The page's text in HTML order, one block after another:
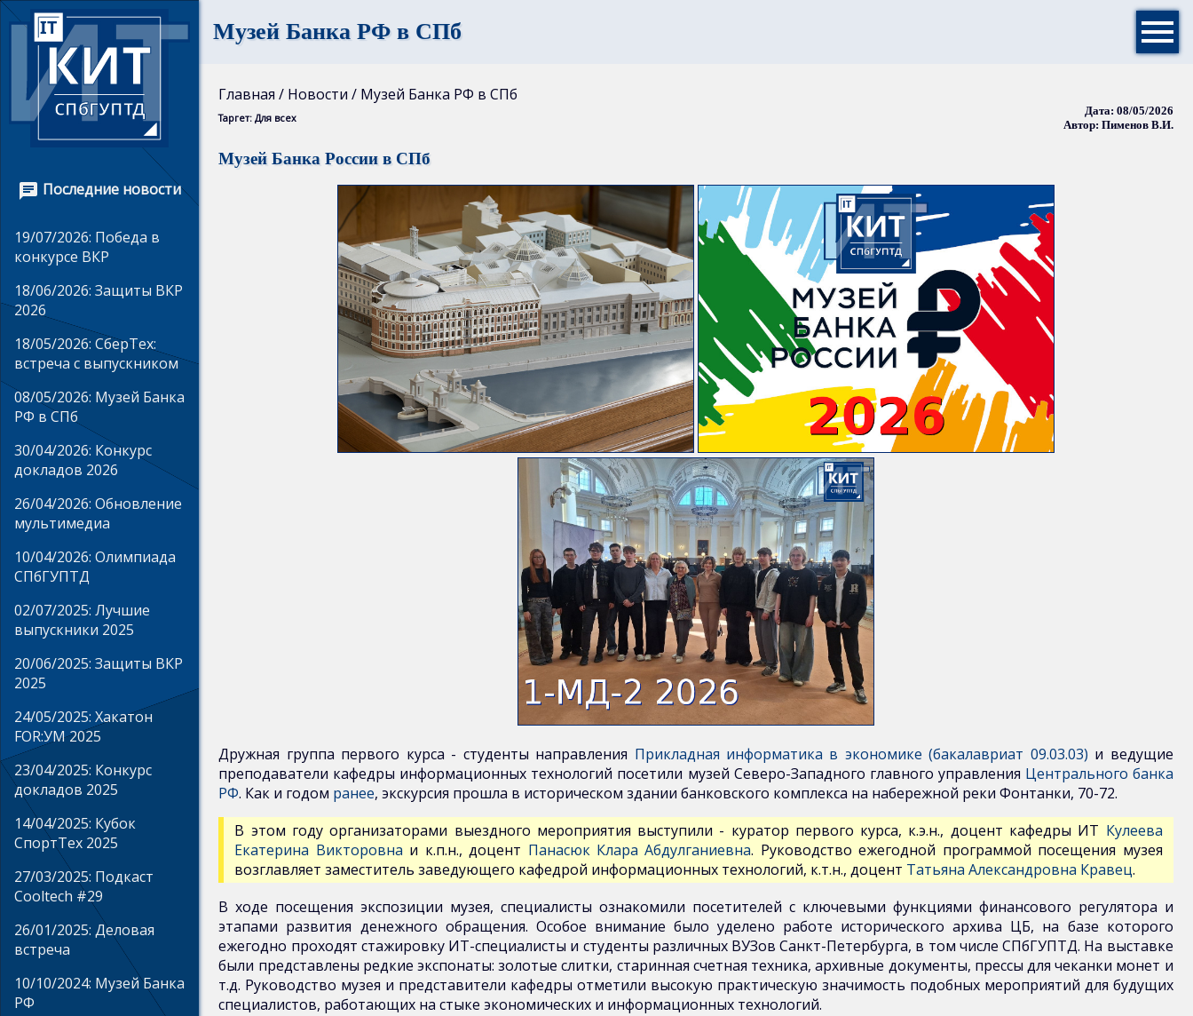

Музей Банка РФ в СПб
Главная
Новости
Контакты
История
кафедры
Учебные
классы
Преподаватели
Регламентирующие
документы
Направления
обучения
Документы
для
самостоятельной
работы
Учебно-
методические
издания
Научная
работа
Главная / Новости / Музей Банка РФ в СПб
Таргет: Для всех
Дата: 08/05/2026
Автор: Пименов В.И.
Музей Банка России в СПб
Дружная группа первого курса - cтуденты направления Прикладная информатика в экономике (бакалавриат 09.03.03) и ведущие
преподаватели кафедры информационных технологий посетили музей Северо-Западного главного управления Центрального банка
РФ. Как и годом ранее, экскурсия прошла в историческом здании банковского комплекса на набережной реки Фонтанки, 70-72.
В этом году организаторами выездного мероприятия выступили - куратор первого курса, к.э.н., доцент кафедры ИТ Кулеева
Екатерина Викторовна и к.п.н., доцент Панасюк Клара Абдулганиевна. Руководство ежегодной программой посещения музея
возглавляет заместитель заведующего кафедрой информационных технологий, к.т.н., доцент Татьяна Александровна Кравец.
В ходе посещения экспозиции музея, специалисты ознакомили посетителей с ключевыми функциями финансового регулятора и
этапами развития денежного обращения. Особое внимание было уделено работе исторического архива ЦБ, на базе которого
ежегодно проходят стажировку ИТ-специалисты и студенты различных ВУЗов Санкт-Петербурга, в том числе СПбГУПТД. На выставке
были представлены редкие экспонаты: золотые слитки, старинная счетная техника, архивные документы, прессы для чеканки монет и
т.д. Руководство музея и представители кафедры отметили высокую практическую значимость подобных мероприятий для будущих
специалистов, работающих на стыке экономических и информационных технологий.
 Последние новости
19/07/2026: Победа в
конкурсе ВКР
18/06/2026: Защиты ВКР
2026
18/05/2026: СберТех:
встреча с выпускником
08/05/2026: Музей Банка
РФ в СПб
30/04/2026: Конкурс
докладов 2026
26/04/2026: Обновление
мультимедиа
10/04/2026: Олимпиада
СПбГУПТД
02/07/2025: Лучшие
выпускники 2025
20/06/2025: Защиты ВКР
2025
24/05/2025: Хакатон
FOR:УМ 2025
23/04/2025: Конкурс
докладов 2025
14/04/2025: Кубок
СпортТех 2025
27/03/2025: Подкаст
Cooltech #29
26/01/2025: Деловая
встреча
10/10/2024: Музей Банка
РФ